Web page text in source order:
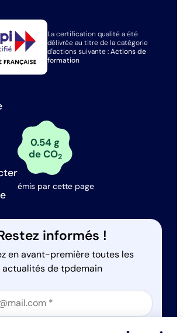
La certification qualité a été
délivrée au titre de la catégorie
d'actions suivante :Actions de
formation
0.54 g
de CO2
émis par cette page
informés !
en avant-première toutes les
actualités de tpdemain